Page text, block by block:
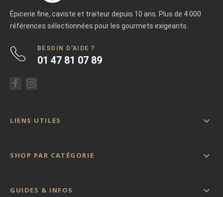
Épicerie fine, caviste et traiteur depuis 10 ans. Plus de 4 000
références sélectionnées pour les gourmets exigeants.
BESOIN D'AIDE ?
01 47 81 07 89
LIENS UTILES 
SHOP PAR CATÉGORIE 
GUIDES & INFOS 